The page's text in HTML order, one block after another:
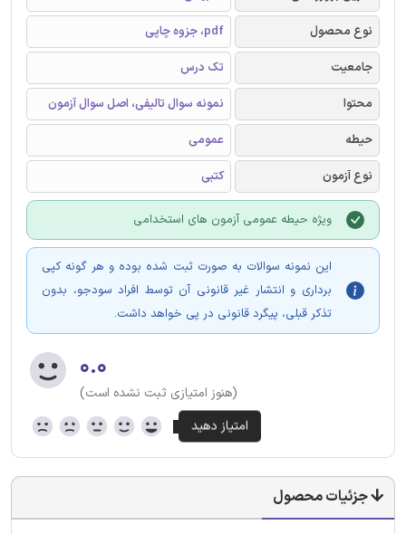
نوع محصول
pdf، جزوه چاپی
جامعیت
تک درس
محتوا
نمونه سوال تالیفی، اصل سوال آزمون
حیطه
عمومی
نوع آزمون
کتبی
ویژه حیطه عمومی آزمون های استخدامی
این نمونه سوالات به صورت ثبت شده بوده و هر گونه کپی
برداری و انتشار غیر قانونی آن توسط افراد سودجو، بدون
تذکر قبلی، پیگرد قانونی در پی خواهد داشت.
۰.۰
(هنوز امتیازی ثبت نشده است)
جزئیات محصول